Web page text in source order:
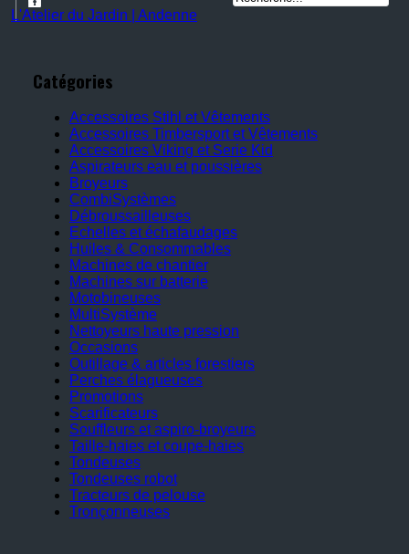
L'Atelier du Jardin | Andenne
Catégories
Accessoires Stihl et Vêtements
Accessoires Timbersport et Vêtements
Accessoires Viking et Serie Kid
Aspirateurs eau et poussières
Broyeurs
CombiSystèmes
Débroussailleuses
Echelles et échafaudages
Huiles & Consommables
Machines de chantier
Machines sur batterie
Motobineuses
MultiSystème
Nettoyeurs haute pression
Occasions
Outillage & articles forestiers
Perches élagueuses
Promotions
Scarificateurs
Souffleurs et aspiro-broyeurs
Taille-haies et coupe-haies
Tondeuses
Tondeuses robot
Tracteurs de pelouse
Tronçonneuses